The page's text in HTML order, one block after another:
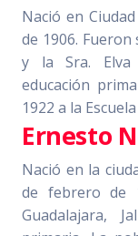
Nació en
de 1906.
y la Sra. Elva
educación
1922 a la
Ernesto
Nació en la
de febrero de
Guadalajara,